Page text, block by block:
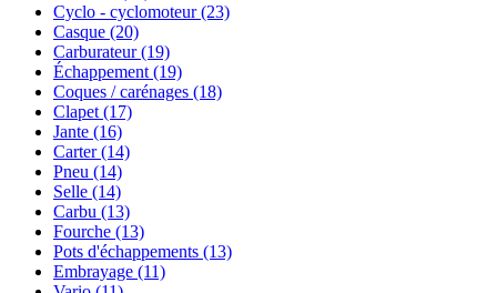
Cyclo - cyclomoteur(23)
Casque (20)
Carburateur(19)
Échappement (19)
Coques / carénages (18)
Clapet (17)
Jante (16)
Carter(14)
Pneu (14)
Selle (14)
Carbu (13)
Fourche (13)
Pots d'échappements (13)
Embrayage (11)